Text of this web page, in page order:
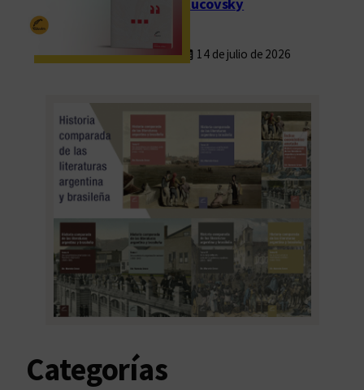
Rucovsky
14 de julio de 2026
Categorías